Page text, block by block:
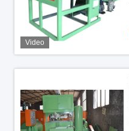
Video